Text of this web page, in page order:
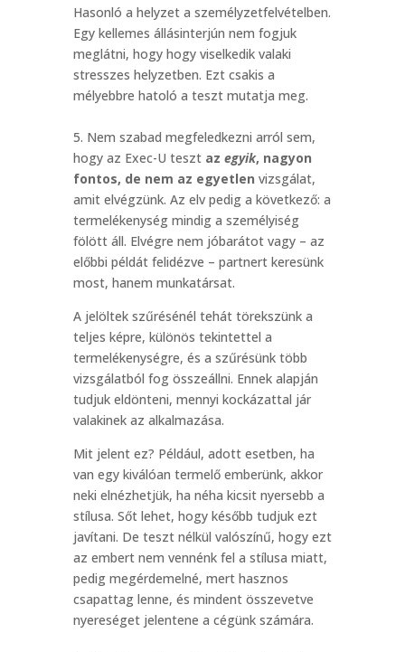
Hasonló a helyzet a személyzetfelvételben.
Egy kellemes állásinterjún nem fogjuk
meglátni, hogy hogy viselkedik valaki
stresszes helyzetben. Ezt csakis a
mélyebbre hatoló a teszt mutatja meg.
5. Nem szabad megfeledkezni arról sem,
hogy az Exec-U teszt az egyik, nagyon
fontos, de nem az egyetlen vizsgálat,
amit elvégzünk. Az elv pedig a következő: a
termelékenység mindig a személyiség
fölött áll. Elvégre nem jóbarátot vagy – az
előbbi példát felidézve – partnert keresünk
most, hanem munkatársat.
A jelöltek szűrésénél tehát törekszünk a
teljes képre, különös tekintettel a
termelékenységre, és a szűrésünk több
vizsgálatból fog összeállni. Ennek alapján
tudjuk eldönteni, mennyi kockázattal jár
valakinek az alkalmazása.
Mit jelent ez? Például, adott esetben, ha
van egy kiválóan termelő emberünk, akkor
neki elnézhetjük, ha néha kicsit nyersebb a
stílusa. Sőt lehet, hogy később tudjuk ezt
javítani. De teszt nélkül valószínű, hogy ezt
az embert nem vennénk fel a stílusa miatt,
pedig megérdemelné, mert hasznos
csapattag lenne, és mindent összevetve
nyereséget jelentene a cégünk számára.